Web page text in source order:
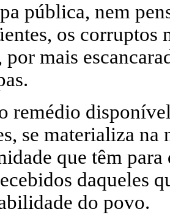
pública, nem
os corruptos
por mais
remédio
se materializa na
que têm
daqueles
do povo.